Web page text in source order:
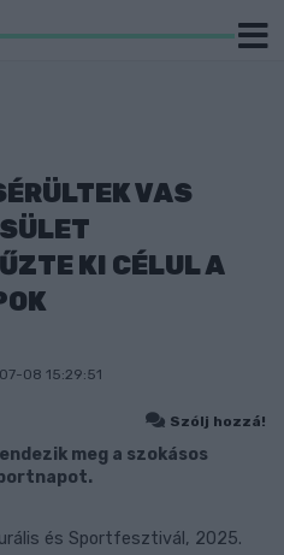
VAS
KI CÉLUL A
08 15:29:51
Szólj hozzá!
meg a szokásos
és Sportfesztivál, 2025.